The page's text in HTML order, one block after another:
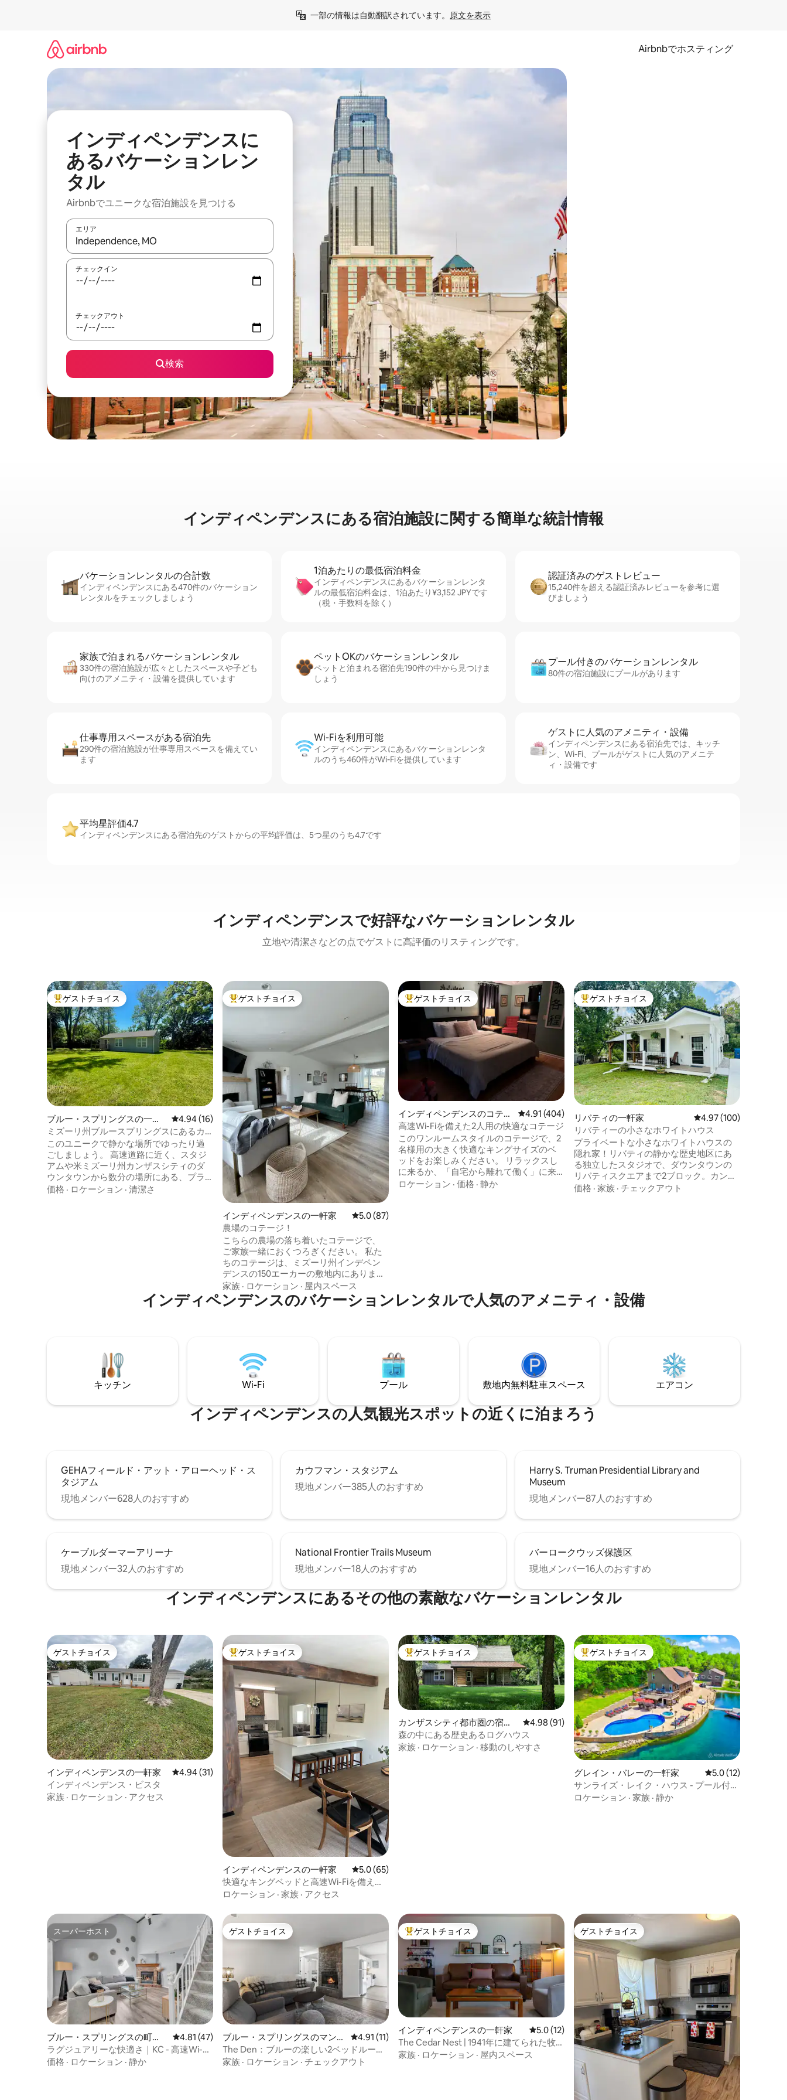
一部の情報は自動翻訳されています。 原文を表示
Airbnbでホスティング
インディペンデンスに
あるバケーションレン
タル
Airbnbでユニークな宿泊施設を見つける
エリア
検索結果が表示されたら、上下の矢印キーを使って移動するか、画面をタッチまたはスワイプして検索結果を確認することができます。
チェックイン
チェックアウト
検索
インディペンデンスに⁠あ⁠る宿⁠泊⁠施⁠設⁠に関⁠す⁠る簡⁠単⁠な統⁠計⁠情⁠報
バケーションレ⁠ン⁠タ⁠ル⁠の合⁠計⁠数
インディペンデンスにある470件のバケーション
レンタルをチェックしましょう
1泊あたりの最⁠低⁠宿⁠泊⁠料⁠金
インディペンデンスにあるバケーションレンタ
ルの最低宿泊料金は、1泊あたり¥3,152 JPYです
（税・手数料を除く）
認証済みのゲ⁠ス⁠ト⁠レ⁠ビ⁠ュ⁠ー
15,240件を超える認証済みレビューを参考に選
びましょう
家族で泊まれるバ⁠ケ⁠ー⁠シ⁠ョ⁠ンレ⁠ン⁠タ⁠ル
330件の宿泊施設が広々としたスペースや子ども
向けのアメニティ・設備を提供しています
ペットOKのバ⁠ケ⁠ー⁠シ⁠ョ⁠ンレ⁠ン⁠タ⁠ル
ペットと泊まれる宿泊先190件の中から見つけま
しょう
プール付きのバ⁠ケ⁠ー⁠シ⁠ョ⁠ンレ⁠ン⁠タ⁠ル
80件の宿泊施設にプールがあります
仕事専用ス⁠ペ⁠ー⁠スがあ⁠る宿⁠泊⁠先
290件の宿泊施設が仕事専用スペースを備えてい
ます
Wi-Fiを利⁠用⁠可⁠能
インディペンデンスにあるバケーションレンタ
ルのうち460件がWi-Fiを提供しています
ゲストに人⁠気⁠のア⁠メ⁠ニ⁠テ⁠ィ・設⁠備
インディペンデンスにある宿泊先では、キッチ
ン、Wi-Fi、プールがゲストに人気のアメニテ
ィ・設備です
平均星評価4.7
インディペンデンスにある宿泊先のゲストからの平均評価は、5つ星のうち4.7です
インディペンデンスで好評なバケーションレンタル
立地や清潔さなどの点でゲストに高評価のリスティングです。
大好評のゲストチョイスです。
ゲストチョイス
ブルー・スプリングスの一軒
家
レビュー16件、5つ星中4.94つ星の平均評価
4.94 (16)
ミズーリ州ブルースプリングスにあるカ
ントリーライビングの2ベッドルームの家
このユニークで静かな場所でゆったり過
ごしましょう。 高速道路に近く、スタジ
アムや米ミズーリ州カンザスシティのダ
ウンタウンから数分の場所にある、プラ
イベートで静かな1エーカーの隠れ家。専
シティのダウンタウンまで20分 ワール
ド・オブ・ファン：25分 CPKCスタジア
価格 · ロケーション · 清潔さ
大好評のゲストチョイスです。
ゲストチョイス
インディペンデンスの一軒家 レビュー87件、5つ星中5.0つ星の平均評価
5.0 (87)
農場のコテージ！
こちらの農場の落ち着いたコテージで、
ご家族一緒におくつろぎください。 私た
ちのコテージは、ミズーリ州インデペン
デンスの150エーカーの敷地内にありま
す。 この家には、リビングルーム、ダイ
ニングルーム（8席）、フルキッチン、フ
ルバスルーム2室、ランドリールーム/マッ
きます。また、家族で楽しい夜を過ごす
ことができる専用の裏のパティオもあり
ます。 各寝室には、快適なベッド、衣類
用ハンガー、そしてリラックスするのに
家族 · ロケーション · 屋内スペース
大好評のゲストチョイスです。
ゲストチョイス
インディペンデンスのコテー
ジ
レビュー404件、5つ星中4.91つ星の平均評価
4.91 (404)
高速Wi-Fiを備えた2人用の快適なコテージ
このワンルームスタイルのコテージで、2
名様用の大きく快適なキングサイズのベ
ッドをお楽しみください。 リラックスし
に来るか、「自宅から離れて働く」に来
てください。 高速インターネットを使用
しないでください。
ロケーション · 価格 · 静か
大好評のゲストチョイスです。
ゲストチョイス
リバティの一軒家 レビュー100件、5つ
4.97 (100)
リバティーの小さなホワイトハウス
プライベートな小さなホワイトハウスの
隠れ家！リバティの静かな歴史地区にあ
る独立したスタジオで、ダウンタウンの
リバティスクエアまで2ブロック。カンザ
スシティまで23 ～25分。敷地内のEV充
晩の滞在に最適です。
価格 · 家族 · チェックアウト
インディペンデンスのバケーションレンタルで人気のアメニティ・設備
キッチン Wi-Fi プール 敷地内無料駐⁠車ス⁠ペ⁠ー⁠ス エアコン
インディペンデンスの人気観光スポットの近くに泊まろう
GEHAフィールド・アット・アローヘッド・ス
タジアム
現地メンバー628人のおすすめ
カウフマン・スタジアム
現地メンバー385人のおすすめ
Harry S. Truman Presidential Library and
Museum
現地メンバー87人のおすすめ
ケーブルダーマーアリーナ
現地メンバー32人のおすすめ
National Frontier Trails Museum
現地メンバー18人のおすすめ
バーロークウッズ保護区
現地メンバー16人のおすすめ
インディペンデンスにあるその他の素敵なバケーションレンタル
ゲストチョイス
ゲストチョイス
インディペンデンスの一軒家 レビュー31件、5つ星中4.94つ星の平均評価
4.94 (31)
インディペンデンス・ビスタ
家族 · ロケーション · アクセス
大好評のゲストチョイスです。
ゲストチョイス
インディペンデンスの一軒家 レビュー65件、5つ星中5.0つ星の平均評価
5.0 (65)
快適なキングベッドと高速Wi-Fiを備えた
KCスタジアム近くの宿泊先
ロケーション · 家族 · アクセス
大好評のゲストチョイスです。
ゲストチョイス
カンザスシティ都市圏の宿泊
先
レビュー91件、5つ星中4.98つ星の平均評価
4.98 (91)
森の中にある歴史あるログハウス
家族 · ロケーション · 移動のしやすさ
大好評のゲストチョイスです。
ゲストチョイス
グレイン・バレーの一軒家 レビュー12件、5つ
5.0 (12)
サンライズ・レイク・ハウス - プール付き
の12エーカーの貸切湖畔の宿泊施設
ロケーション · 家族 · 静か
スーパーホスト
スーパーホスト
ブルー・スプリングスの町
家・長屋
レビュー47件、5つ星中4.81つ星の平均評価
4.81 (47)
ラグジュアリーな快適さ｜KC - 高速Wi-Fi
｜ファミリー向け
価格 · ロケーション · 静か
ゲストチョイス
ゲストチョイス
ブルー・スプリングスのマンシ
ョン・アパート
レビュー11件、5つ星中4.91つ星の平均評価
4.91 (11)
The Den：ブルーの楽しい2ベッドルーム
の隠れ家
家族 · ロケーション · チェックアウト
大好評のゲストチョイスです。
ゲストチョイス
インディペンデンスの一軒家 レビュー12件、5つ星中5.0つ星の平均評価
5.0 (12)
The Cedar Nest | 1941年に建てられた牧場
（ヴィンテージな魅力あり）
家族 · ロケーション · 屋内スペース
ゲストチョイス
ゲストチョイス